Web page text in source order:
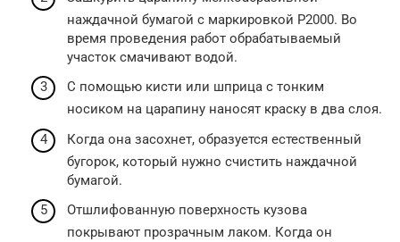
наждачной бумагой с маркировкой Р2000. Во
время проведения работ обрабатываемый
участок смачивают водой.
С помощью кисти или шприца с тонким
носиком на царапину наносят краску в два слоя.
Когда она засохнет, образуется естественный
бугорок, который нужно счистить наждачной
бумагой.
Отшлифованную поверхность кузова
покрывают прозрачным лаком. Когда он